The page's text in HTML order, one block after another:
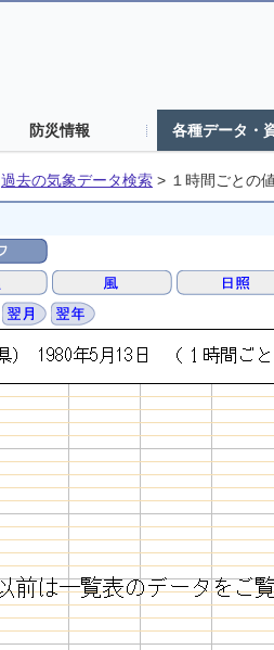
防災情報 各種データ・
過去の気象データ検索 > １時間ごとの